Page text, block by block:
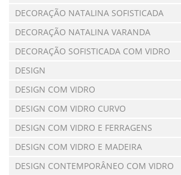
DECORAÇÃO NATALINA SOFISTICADA
DECORAÇÃO NATALINA VARANDA
DECORAÇÃO SOFISTICADA COM VIDRO
DESIGN
DESIGN COM VIDRO
DESIGN COM VIDRO CURVO
DESIGN COM VIDRO E FERRAGENS
DESIGN COM VIDRO E MADEIRA
DESIGN CONTEMPORÂNEO COM VIDRO